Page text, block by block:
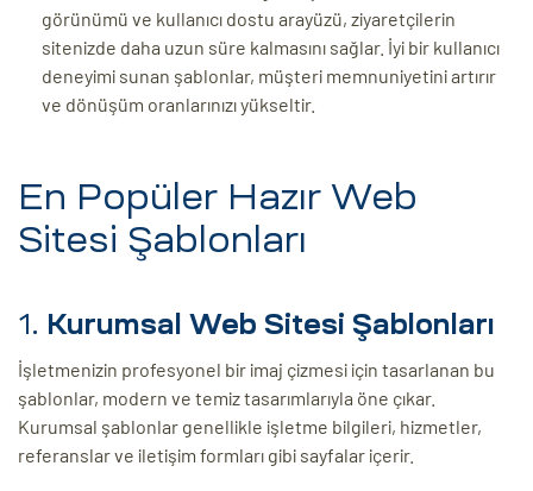
görünümü ve kullanıcı dostu arayüzü, ziyaretçilerin
sitenizde daha uzun süre kalmasını sağlar. İyi bir kullanıcı
deneyimi sunan şablonlar, müşteri memnuniyetini artırır
ve dönüşüm oranlarınızı yükseltir.
En Popüler Hazır Web
Sitesi Şablonları
1. Kurumsal Web Sitesi Şablonları
İşletmenizin profesyonel bir imaj çizmesi için tasarlanan bu
şablonlar, modern ve temiz tasarımlarıyla öne çıkar.
Kurumsal şablonlar genellikle işletme bilgileri, hizmetler,
referanslar ve iletişim formları gibi sayfalar içerir.